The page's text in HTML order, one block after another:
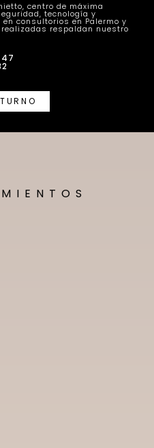
centro de máxima
tecnología y
consultorios en Palermo y
respaldan nuestro